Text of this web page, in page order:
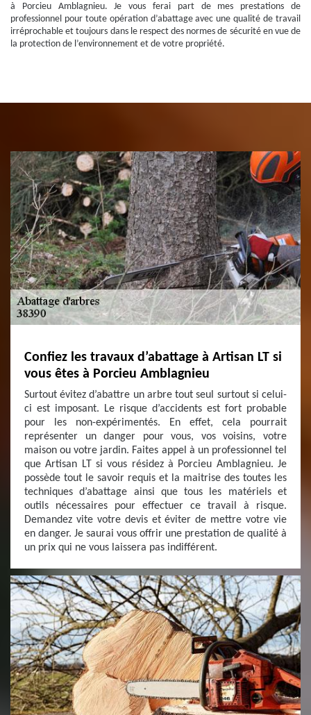
à Porcieu Amblagnieu. Je vous ferai part de mes prestations de
professionnel pour toute opération d’abattage avec une qualité de travail
irréprochable et toujours dans le respect des normes de sécurité en vue de
la protection de l’environnement et de votre propriété.
Confiez les travaux d’abattage à Artisan LT si
vous êtes à Porcieu Amblagnieu
Surtout évitez d’abattre un arbre tout seul surtout si celui-
ci est imposant. Le risque d’accidents est fort probable
pour les non-expérimentés. En effet, cela pourrait
représenter un danger pour vous, vos voisins, votre
maison ou votre jardin. Faites appel à un professionnel tel
que Artisan LT si vous résidez à Porcieu Amblagnieu. Je
possède tout le savoir requis et la maitrise des toutes les
techniques d’abattage ainsi que tous les matériels et
outils nécessaires pour effectuer ce travail à risque.
Demandez vite votre devis et éviter de mettre votre vie
en danger. Je saurai vous offrir une prestation de qualité à
un prix qui ne vous laissera pas indifférent.